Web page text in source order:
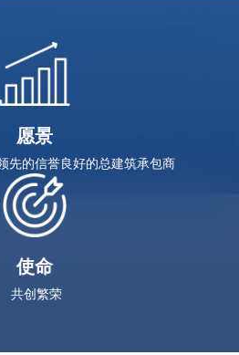
愿景
先的信誉良好的总建筑承包商
使命
共创繁荣